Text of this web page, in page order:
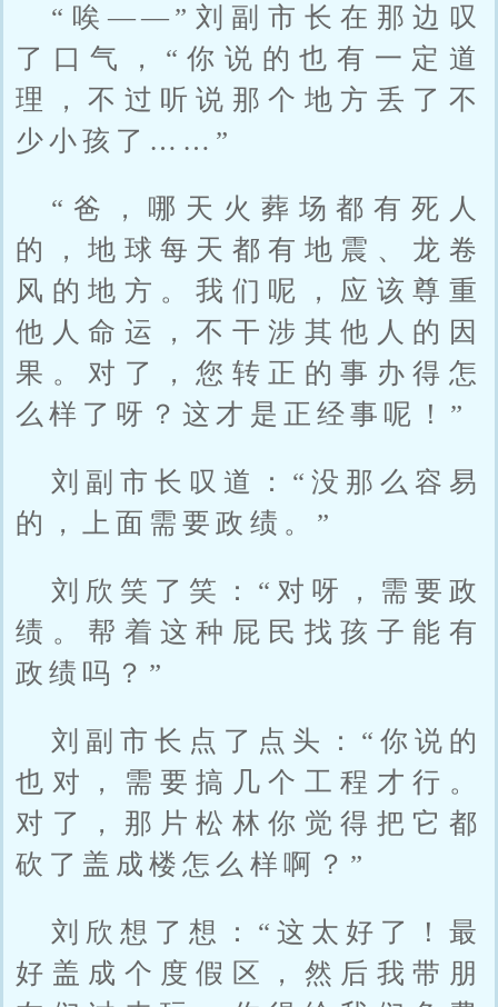
“唉——”刘副市长在那边叹
了口气，“你说的也有一定道
理，不过听说那个地方丢了不
少小孩了……”
“爸，哪天火葬场都有死人
的，地球每天都有地震、龙卷
风的地方。我们呢，应该尊重
他人命运，不干涉其他人的因
果。对了，您转正的事办得怎
么样了呀？这才是正经事呢！”
刘副市长叹道：“没那么容易
的，上面需要政绩。”
刘欣笑了笑：“对呀，需要政
绩。帮着这种屁民找孩子能有
政绩吗？”
刘副市长点了点头：“你说的
也对，需要搞几个工程才行。
对了，那片松林你觉得把它都
砍了盖成楼怎么样啊？”
刘欣想了想：“这太好了！最
好盖成个度假区，然后我带朋